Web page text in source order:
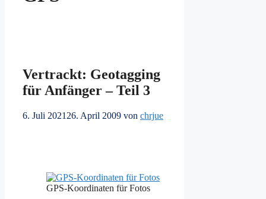
Vertrackt: Geotagging
für Anfänger – Teil 3
6. Juli 2021 26. April 2009 von chrjue
GPS-Koordinaten für Fotos